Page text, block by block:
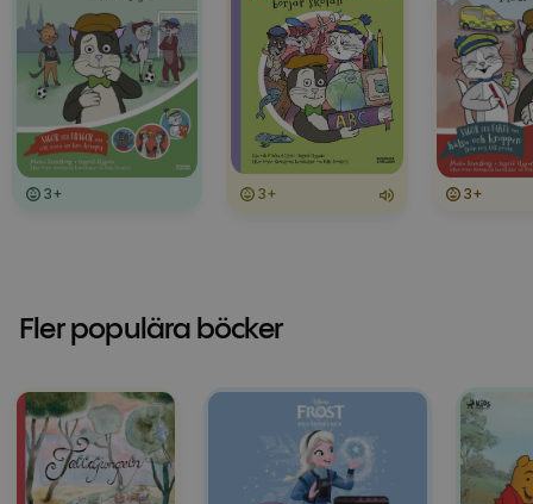
3+ 3+ 3+
Fler populära böcker